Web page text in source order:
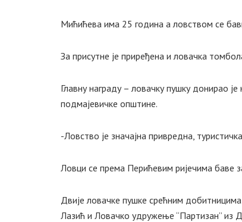
Мићићева има 25 година а ловством се
За присутне је приређена и ловачка
Главну награду – ловачку пушку донирао
подмајевичке општине.
-Ловство је значајна привредна,
Ловци се према Перићевим ријечима баве
Двије ловачке пушке срећним
Лазић и Ловачко удружење “Партизан” из